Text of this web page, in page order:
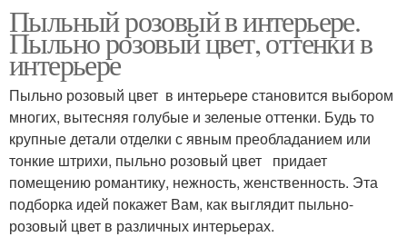
Пыльный розовый в интерьере.
Пыльно розовый цвет, оттенки в
интерьере
Пыльно розовый цвет в интерьере становится выбором
многих, вытесняя голубые и зеленые оттенки. Будь то
крупные детали отделки с явным преобладанием или
тонкие штрихи, пыльно розовый цвет придает
помещению романтику, нежность, женственность. Эта
подборка идей покажет Вам, как выглядит пыльно-
розовый цвет в различных интерьерах.